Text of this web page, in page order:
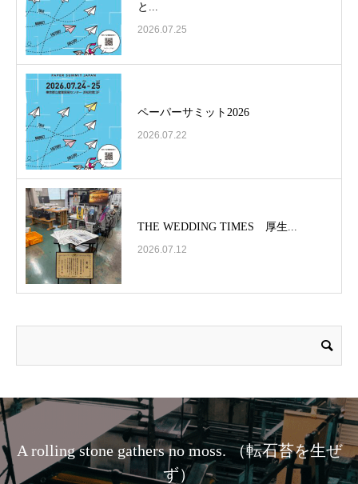
と...
2026.07.25
ペーパーサミット2026
2026.07.22
THE WEDDING TIMES 厚生...
2026.07.12
A rolling stone gathers no moss. （転石苔を生ぜ
ず）